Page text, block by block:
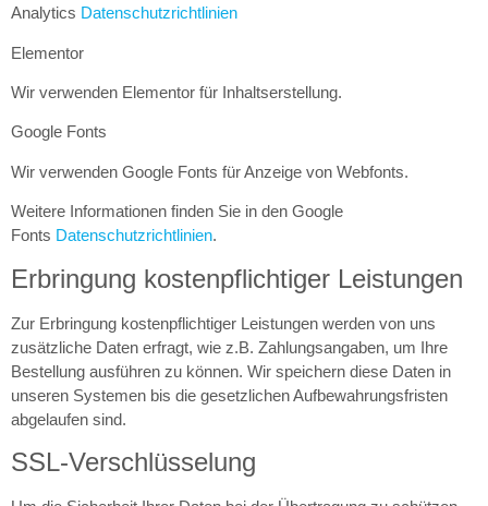
Analytics Datenschutzrichtlinien
Elementor
Wir verwenden Elementor für Inhaltserstellung.
Google Fonts
Wir verwenden Google Fonts für Anzeige von Webfonts.
Weitere Informationen finden Sie in den Google
Fonts Datenschutzrichtlinien.
Erbringung kostenpflichtiger Leistungen
Zur Erbringung kostenpflichtiger Leistungen werden von uns
zusätzliche Daten erfragt, wie z.B. Zahlungsangaben, um Ihre
Bestellung ausführen zu können. Wir speichern diese Daten in
unseren Systemen bis die gesetzlichen Aufbewahrungsfristen
abgelaufen sind.
SSL-Verschlüsselung